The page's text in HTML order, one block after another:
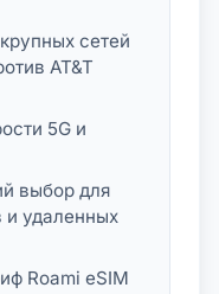
сетей
AT&T
5G и
выбор для
и удаленных
Roami eSIM